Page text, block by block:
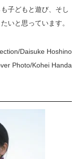
子どもと遊び、そし
いと思っています。
Daisuke Hoshino
Photo/Kohei Handa